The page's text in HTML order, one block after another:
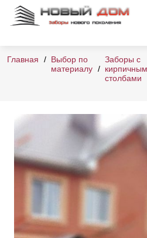
Главная
Выбор по
материалу
Заборы с
столбами